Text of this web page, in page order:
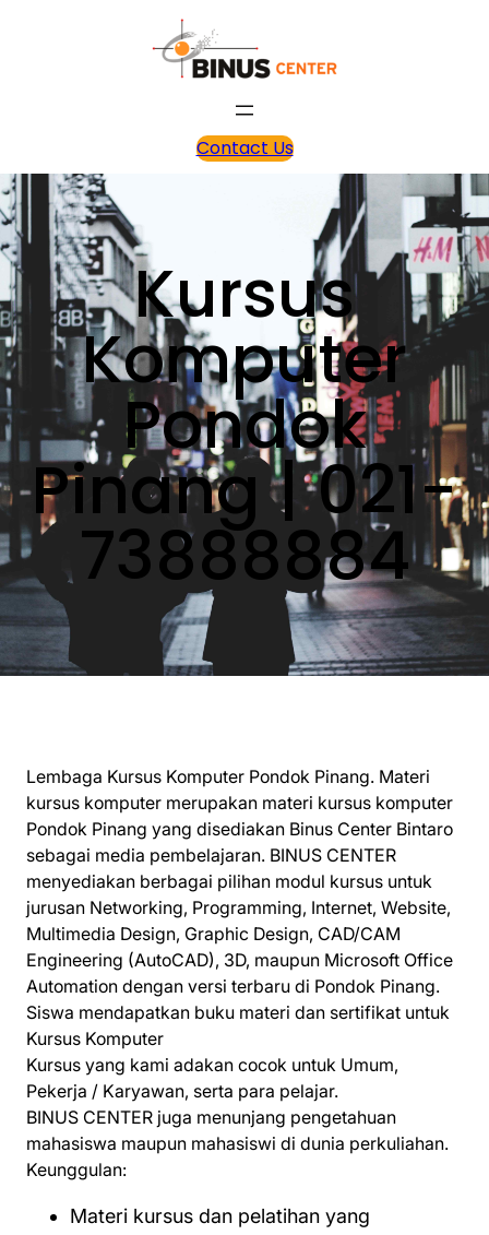
Contact Us
Kursus
Komputer
Pondok
Pinang | 021-
73888884
Lembaga Kursus Komputer Pondok Pinang. Materi
kursus komputer merupakan materi kursus komputer
Pondok Pinang yang disediakan Binus Center Bintaro
sebagai media pembelajaran. BINUS CENTER
menyediakan berbagai pilihan modul kursus untuk
jurusan Networking, Programming, Internet, Website,
Multimedia Design, Graphic Design, CAD/CAM
Engineering (AutoCAD), 3D, maupun Microsoft Office
Automation dengan versi terbaru di Pondok Pinang.
Siswa mendapatkan buku materi dan sertifikat untuk
Kursus Komputer
Kursus yang kami adakan cocok untuk Umum,
Pekerja / Karyawan, serta para pelajar.
BINUS CENTER juga menunjang pengetahuan
mahasiswa maupun mahasiswi di dunia perkuliahan.
Keunggulan:
Materi kursus dan pelatihan yang